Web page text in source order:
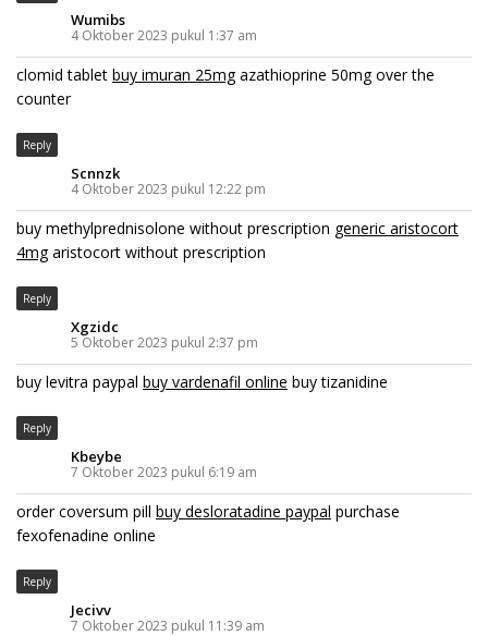
Wumibs
4 Oktober 2023 pukul 1:37 am
clomid tablet buy imuran 25mgazathioprine 50mg over the
counter
Reply
Scnnzk
4 Oktober 2023 pukul 12:22 pm
buy methylprednisolone without prescription generic aristocort
4mgaristocort without prescription
Reply
Xgzidc
5 Oktober 2023 pukul 2:37 pm
buy levitra paypal buy vardenafil online buy tizanidine
Reply
Kbeybe
7 Oktober 2023 pukul 6:19 am
order coversum pill buy desloratadine paypal purchase
fexofenadine online
Reply
Jecivv
7 Oktober 2023 pukul 11:39 am